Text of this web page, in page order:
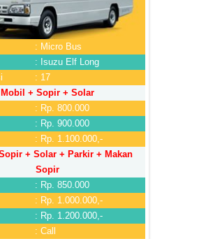
: Micro Bus
: Isuzu Elf Long
: 17
Mobil + Sopir + Solar
: Rp. 800.000
: Rp. 900.000
: Rp. 1.100.000,-
+ Solar + Parkir + Makan
Sopir
: Rp. 850.000
: Rp. 1.000.000,-
: Rp. 1.200.000,-
: Call